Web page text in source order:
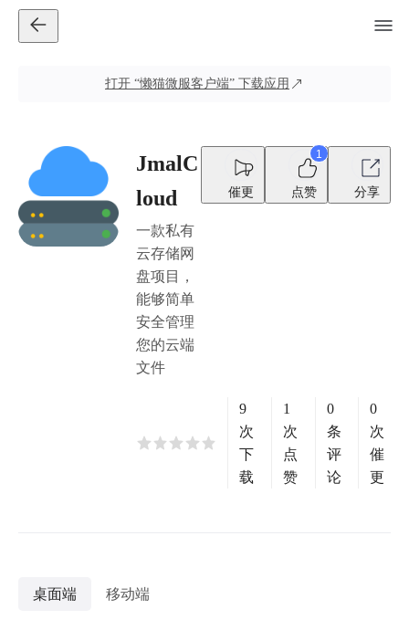
打开 “懒猫微服客户端” 下载应用
JmalC
loud
一款私有
云存储网
盘项目，
能够简单
安全管理
您的云端
文件
催更
1
点赞 分享
9
次
下
载
1
次
点
赞
0
条
评
论
0
次
催
更
桌面端 移动端